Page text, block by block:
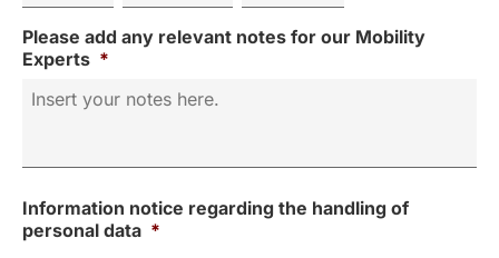
Please add any relevant notes for our Mobility
Experts *
Information notice regarding the handling of
personal data *